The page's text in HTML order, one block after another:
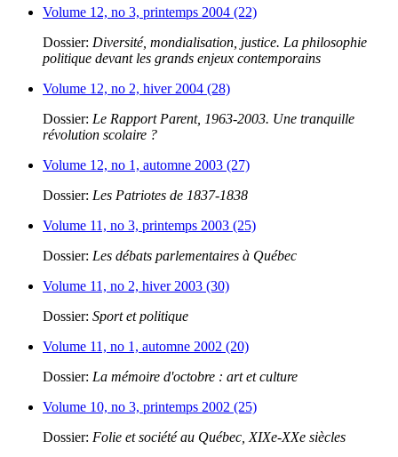
Volume 12, no 3, printemps 2004 (22)
Dossier: Diversité, mondialisation, justice. La philosophie
politique devant les grands enjeux contemporains
Volume 12, no 2, hiver 2004 (28)
Dossier: Le Rapport Parent, 1963-2003. Une tranquille
révolution scolaire ?
Volume 12, no 1, automne 2003 (27)
Dossier: Les Patriotes de 1837-1838
Volume 11, no 3, printemps 2003 (25)
Dossier: Les débats parlementaires à Québec
Volume 11, no 2, hiver 2003 (30)
Dossier: Sport et politique
Volume 11, no 1, automne 2002 (20)
Dossier: La mémoire d'octobre : art et culture
Volume 10, no 3, printemps 2002 (25)
Dossier: Folie et société au Québec, XIXe-XXe siècles